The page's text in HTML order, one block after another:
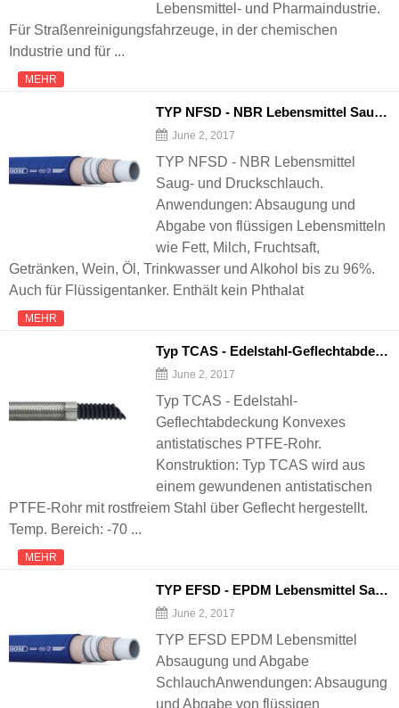
Lebensmittel- und Pharmaindustrie.
Für Straßenreinigungsfahrzeuge, in der chemischen
Industrie und für ...
MEHR
TYP NFSD - NBR Lebensmittel Saug- und Druckschlauch
June 2, 2017
TYP NFSD - NBR Lebensmittel
Saug- und Druckschlauch.
Anwendungen: Absaugung und
Abgabe von flüssigen Lebensmitteln
wie Fett, Milch, Fruchtsaft,
Getränken, Wein, Öl, Trinkwasser und Alkohol bis zu 96%.
Auch für Flüssigentanker. Enthält kein Phthalat
MEHR
Typ TCAS - Edelstahl-Geflechtabdeckung Konvexes antistatisches PTFE-Rohr
June 2, 2017
Typ TCAS - Edelstahl-
Geflechtabdeckung Konvexes
antistatisches PTFE-Rohr.
Konstruktion: Typ TCAS wird aus
einem gewundenen antistatischen
PTFE-Rohr mit rostfreiem Stahl über Geflecht hergestellt.
Temp. Bereich: -70 ...
MEHR
TYP EFSD - EPDM Lebensmittel Saug-und Lieferschlauch
June 2, 2017
TYP EFSD EPDM Lebensmittel
Absaugung und Abgabe
SchlauchAnwendungen: Absaugung
und Abgabe von flüssigen